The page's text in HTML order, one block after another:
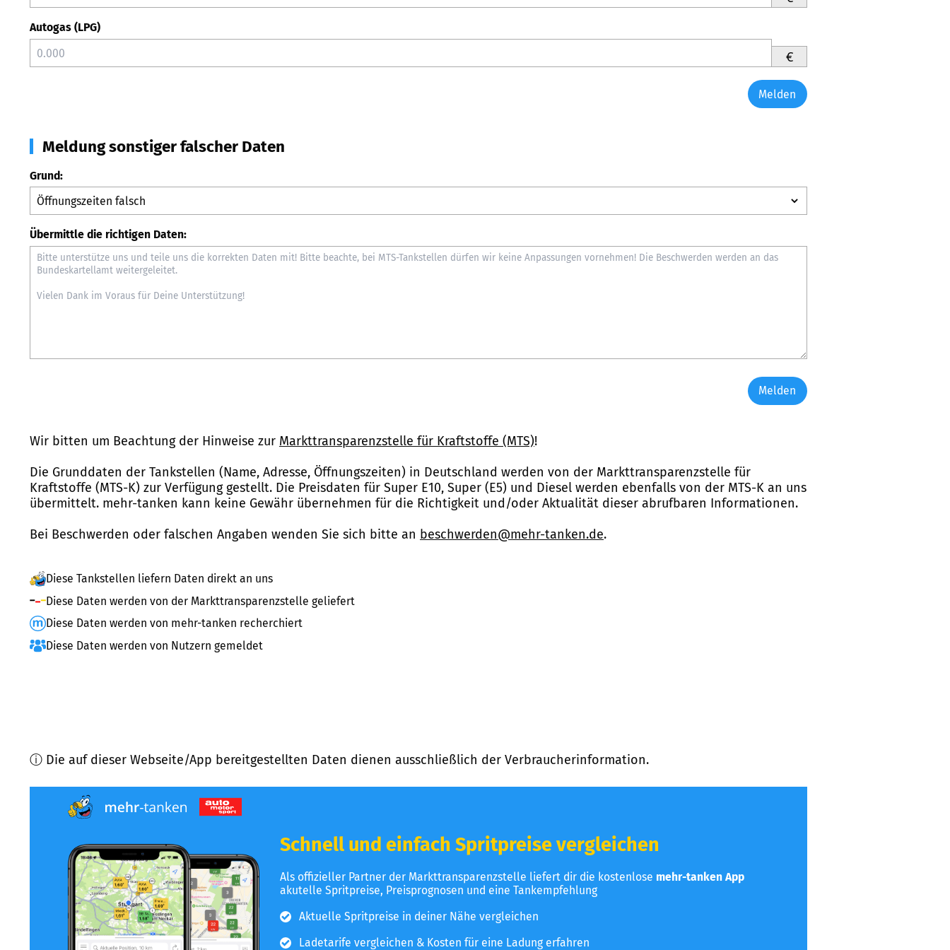
Autogas (LPG)
€
Melden
Meldung sonstiger falscher Daten
Grund:
Übermittle die richtigen Daten:
Melden
Wir bitten um Beachtung der Hinweise zur Markttransparenzstelle für Kraftstoffe (MTS)!
Die Grunddaten der Tankstellen (Name, Adresse, Öffnungszeiten) in Deutschland werden von der Markttransparenzstelle für
Kraftstoffe (MTS-K) zur Verfügung gestellt. Die Preisdaten für Super E10, Super (E5) und Diesel werden ebenfalls von der MTS-K an uns
übermittelt. mehr-tanken kann keine Gewähr übernehmen für die Richtigkeit und/oder Aktualität dieser abrufbaren Informationen.
Bei Beschwerden oder falschen Angaben wenden Sie sich bitte an beschwerden@mehr-tanken.de.
Diese Tankstellen liefern Daten direkt an uns
Diese Daten werden von der Markttransparenzstelle geliefert
Diese Daten werden von mehr-tanken recherchiert
Diese Daten werden von Nutzern gemeldet
ⓘ Die auf dieser Webseite/App bereitgestellten Daten dienen ausschließlich der Verbraucherinformation.
Schnell und einfach Spritpreise vergleichen
Als offizieller Partner der Markttransparenzstelle liefert dir die kostenlose mehr-tanken App
akutelle Spritpreise, Preisprognosen und eine Tankempfehlung
Aktuelle Spritpreise in deiner Nähe vergleichen
Ladetarife vergleichen & Kosten für eine Ladung erfahren